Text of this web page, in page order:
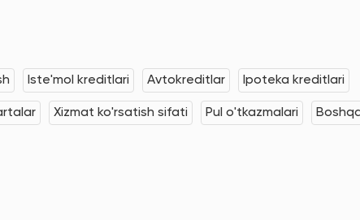
Iste'mol kreditlari Avtokreditlar Ipoteka kreditlari
Xizmat ko'rsatish sifati Pul o'tkazmalari